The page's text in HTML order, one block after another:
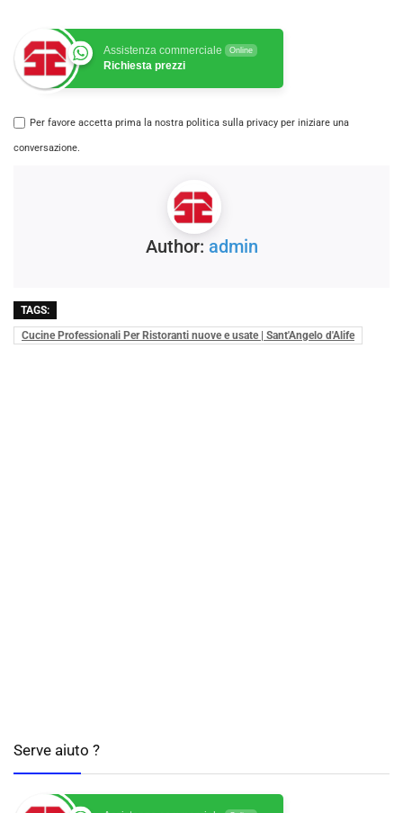
Assistenza commerciale Online
Richiesta prezzi
Per favore accetta prima la nostra politica sulla privacy per iniziare una
conversazione.
Author: admin
TAGS:
Cucine Professionali Per Ristoranti nuove e usate | Sant'Angelo d'Alife
Serve aiuto ?